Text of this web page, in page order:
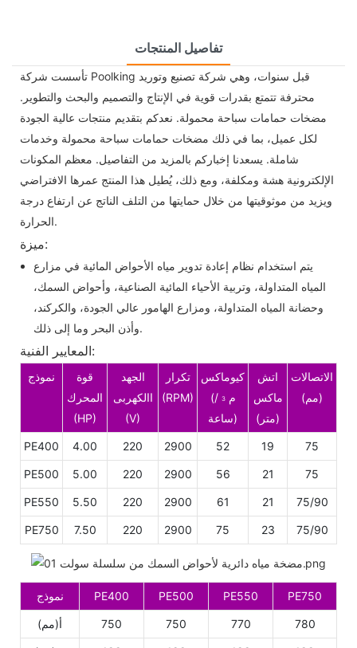
تفاصيل المنتجات
تأسست شركة Poolking قبل سنوات، وهي شركة تصنيع وتوريد
محترفة تتمتع بقدرات قوية في الإنتاج والتصميم والبحث والتطوير.
مضخات حمامات سباحة محمولة. نعدكم بتقديم منتجات عالية الجودة
لكل عميل، بما في ذلك مضخات حمامات سباحة محمولة وخدمات
شاملة. يسعدنا إخباركم بالمزيد من التفاصيل. معظم المكونات
الإلكترونية هشة ومكلفة، ومع ذلك، يُطيل هذا المنتج عمرها الافتراضي
ويزيد من موثوقيتها من خلال حمايتها من التلف الناتج عن ارتفاع درجة
الحرارة.
ميزة:
يتم استخدام نظام إعادة تدوير مياه الأحواض المائية في مزارع
المياه المتداولة، وتربية الأحياء المائية الصناعية، وأحواض السمك،
وحضانة المياه المتداولة، ومزارع الهامور عالي الجودة، والكركند،
وأذن البحر وما إلى ذلك.
المعايير الفنية:
نموذج
قوة
المحرك
(HP)
الجهد
االكهربى
(V)
تكرار
(RPM)
كيوماكس
(م3
/
ساعة)
اتش
ماكس
(متر)
الاتصالات
(مم)
PE400 4.00 220 2900 52 19 75
PE500 5.00 220 2900 56 21 75
PE550 5.50 220 2900 61 21 75/90
PE750 7.50 220 2900 75 23 75/90
نموذج PE400 PE500 PE550 PE750
أ(مم) 750 750 770 780